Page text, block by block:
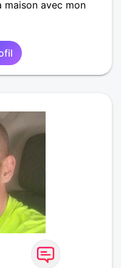
maison avec mon